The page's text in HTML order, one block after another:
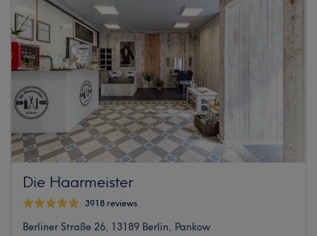
Die Haarmeister
3918 reviews
Berliner Straße 26, 13189 Berlin, Pankow